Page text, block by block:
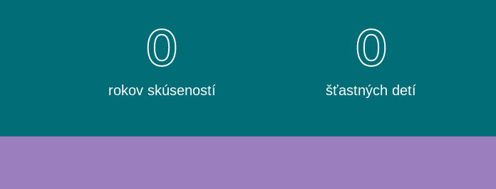
rokov skúseností
0
šťastných detí
0